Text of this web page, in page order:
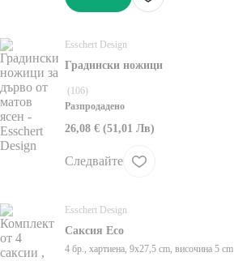
Esschert Design
Градински ножици
(106)
Разпродадено
26,08 € (51,01 Лв)
Следвайте
Esschert Design
Саксия Eco
4 бр., хартиена, 9x27,5 cm, височина 5 cm